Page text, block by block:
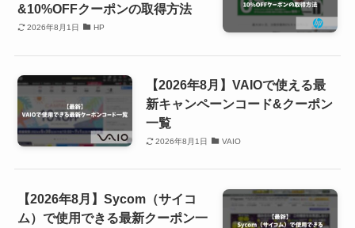
&10%OFFクーポンの取得方法
2026年8月1日 HP
【2026年8月】VAIOで使える最
新キャンペーンコード&クーポン
一覧
2026年8月1日 VAIO
【2026年8月】Sycom（サイコ
ム）で使用できる最新クーポン一